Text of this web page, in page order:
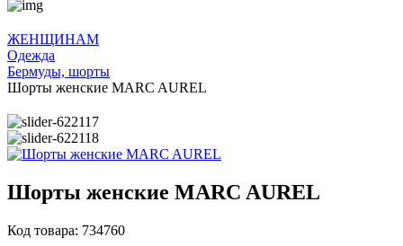
ЖЕНЩИНАМ
Одежда
Бермуды, шорты
Шорты женские MARC AUREL
Шорты женские MARC AUREL
Код товара: 734760